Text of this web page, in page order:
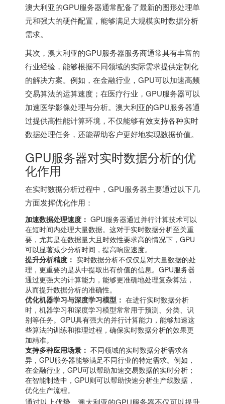
澳大利亚的GPU服务器通常配备了最新的图形处理单
元和强大的硬件配置，能够满足大规模实时数据分析
需求。
其次，澳大利亚的GPU服务器服务商通常具有丰富的
行业经验，能够根据不同领域的实际需求提供定制化
的解决方案。例如，在金融行业，GPU可以加速高频
交易算法的运算速度；在医疗行业，GPU服务器可以
加速医学影像处理与分析。澳大利亚的GPU服务器通
过提供高性能计算环境，不仅能够有效支持各种实时
数据处理任务，还能帮助客户更好地实现数据价值。
GPU服务器对实时数据分析的优
化作用
在实时数据分析过程中，GPU服务器主要通过以下几
方面发挥优化作用：
加速数据处理速度： GPU服务器通过并行计算技术可以
在短时间内处理大量数据。这对于实时数据分析至关重
要，尤其是在数据量大且时效性要求高的情况下，GPU
可以显著减少分析时间，提高响应速度。
提升分析精度： 实时数据分析不仅仅是对大量数据的处
理，更重要的是从中提取出有价值的信息。GPU服务器
通过更强大的计算能力，能够更准确地处理复杂算法，
从而提升数据分析的准确性。
优化机器学习与深度学习模型： 在进行实时数据分析
时，机器学习和深度学习模型常常用于预测、分类、识
别等任务。GPU具有强大的并行计算能力，能够加速这
些算法的训练和推理过程，确保实时数据分析的效果更
加精准。
支持多种应用场景： 不同领域的实时数据分析需求各
异，GPU服务器能够满足不同行业的特定需求。例如，
在金融行业，GPU可以帮助加速交易数据的实时分析；
在智能制造中，GPU则可以帮助快速分析生产线数据，
优化生产流程。
通过以上优势，澳大利亚的GPU服务器不仅可以提升